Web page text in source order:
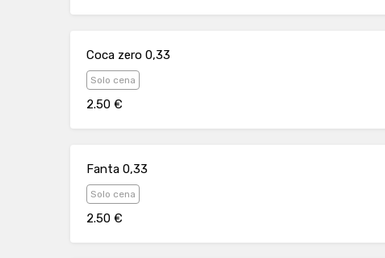
Coca zero 0,33
Solo cena
2.50 €
Fanta 0,33
Solo cena
2.50 €